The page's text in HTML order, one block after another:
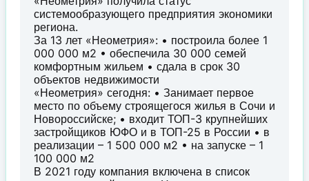
системообразующего предприятия экономики
региона.
За 13 лет «Неометрия»: • построила более 1
000 000 м2 • обеспечила 30 000 семей
комфортным жильем • сдала в срок 30
объектов недвижимости
«Неометрия» сегодня: • Занимает первое
место по объему строящегося жилья в Сочи и
Новороссийске; • входит ТОП-3 крупнейших
застройщиков ЮФО и в ТОП-25 в России • в
реализации – 1 500 000 м2 • на запуске – 1
100 000 м2
В 2021 году компания включена в список